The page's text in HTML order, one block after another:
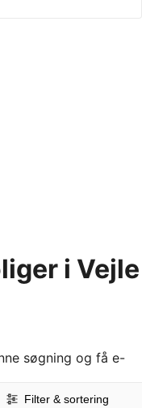
i Vejle
søgning og få e-
Filter & sortering